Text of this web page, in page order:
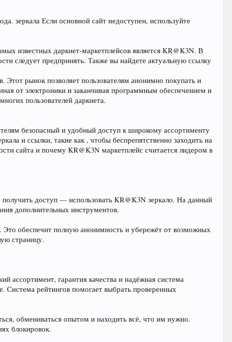
зеркала Если основной сайт недоступен, используйте
известных даркнет-маркетплейсов является KR@K3N. В
следует предпринять. Также вы найдете актуальную ссылку
рынок позволяет пользователям анонимно покупать и
от электроники и заканчивая программным обеспечением и
пользователей даркнета.
безопасный и удобный доступ к широкому ассортименту
и ссылки, такие как , чтобы беспрепятственно заходить на
сайта и почему KR@K3N маркетплейс считается лидером в
доступ — использовать KR@K3N зеркало. На данный
дополнительных инструментов.
Это обеспечит полную анонимность и убережёт от возможных
страницу.
ассортимент, гарантия качества и надёжная система
Система рейтингов помогает выбрать проверенных
обмениваться опытом и находить всё, что им нужно.
блокировок.